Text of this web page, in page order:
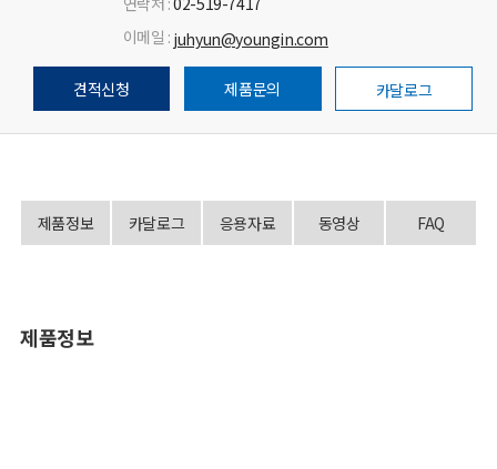
이메일 : juhyun@youngin.com
견적신청 제품문의 카달로그
제품정보 카달로그 응용자료 동영상 FAQ
제품정보